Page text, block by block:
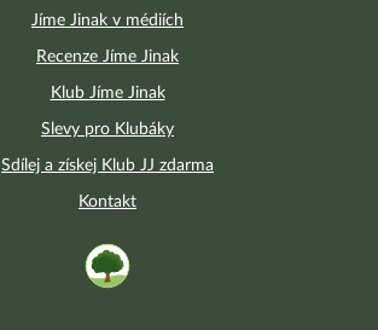
Jíme Jinak v médiích
Recenze Jíme Jinak
Klub Jíme Jinak
Slevy pro Klubáky
Sdílej a získej Klub JJ zdarma
Kontakt